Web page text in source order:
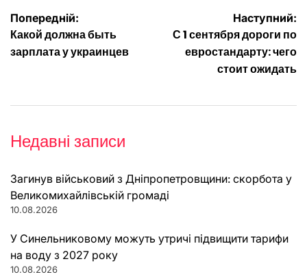
Навігація
записів
Попередній:
Какой должна быть
зарплата у украинцев
Наступний:
С 1 сентября дороги по
евростандарту: чего
стоит ожидать
Недавні записи
Загинув військовий з Дніпропетровщини: скорбота у
Великомихайлівській громаді
10.08.2026
У Синельниковому можуть утричі підвищити тарифи
на воду з 2027 року
10.08.2026